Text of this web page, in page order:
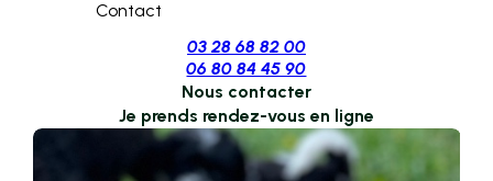
Contact
03 28 68 82 00
06 80 84 45 90
Nous contacter
Je prends rendez-vous en ligne